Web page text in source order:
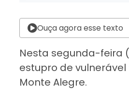
Ouça agora esse texto
Nesta segunda-feira
estupro de vulnerável
Monte Alegre.